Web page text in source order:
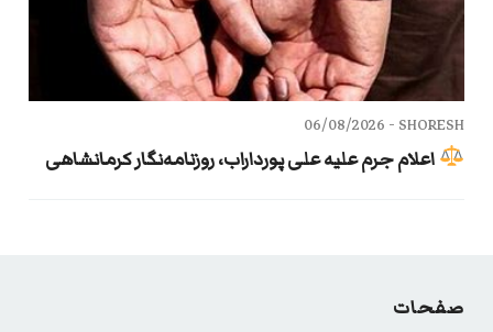
SHORESH -
06/08/2026
اعلام جرم علیه علی پورداراب، روزنامه‌نگار کرمانشاهی
صفحات